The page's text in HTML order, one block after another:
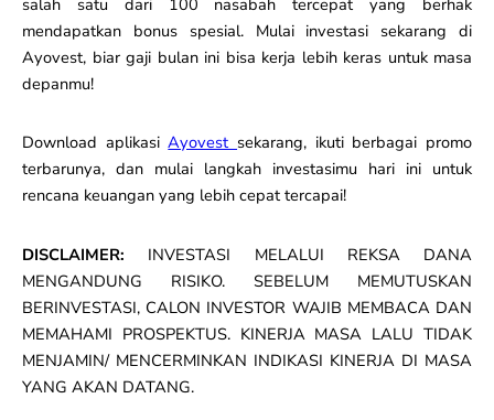
salah satu dari 100 nasabah tercepat yang berhak
mendapatkan bonus spesial. Mulai investasi sekarang di
Ayovest, biar gaji bulan ini bisa kerja lebih keras untuk masa
depanmu!
Download aplikasiAyovest sekarang, ikuti berbagai promo
terbarunya, dan mulai langkah investasimu hari ini untuk
rencana keuangan yang lebih cepat tercapai!
DISCLAIMER: INVESTASI MELALUI REKSA DANA
MENGANDUNG RISIKO. SEBELUM MEMUTUSKAN
BERINVESTASI, CALON INVESTOR WAJIB MEMBACA DAN
MEMAHAMI PROSPEKTUS. KINERJA MASA LALU TIDAK
MENJAMIN/ MENCERMINKAN INDIKASI KINERJA DI MASA
YANG AKAN DATANG.